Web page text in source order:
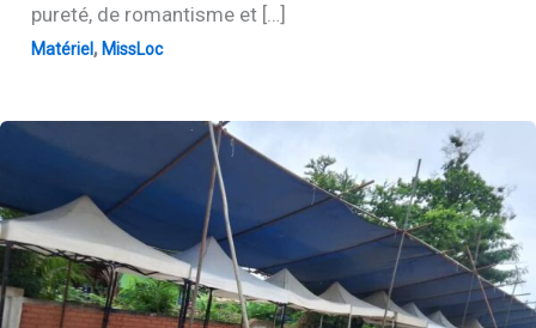
pureté, de romantisme et […]
Matériel, MissLoc